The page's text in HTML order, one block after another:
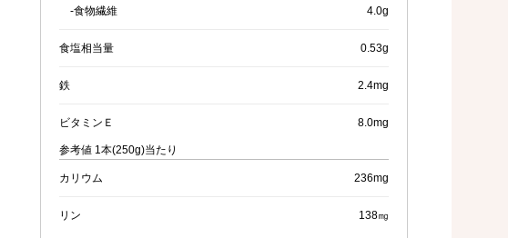
-食物繊維 4.0g
食塩相当量 0.53g
鉄 2.4mg
ビタミンＥ 8.0mg
参考値 1本(250g)当たり
カリウム 236mg
リン 138㎎